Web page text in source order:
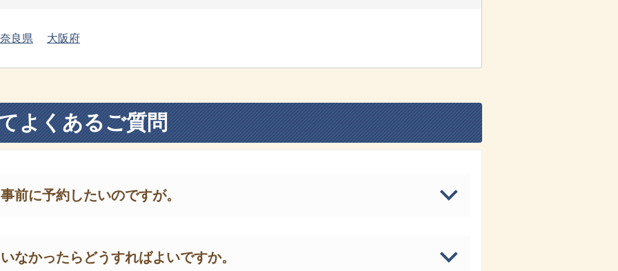
奈良県 大阪府
よくあるご質問
前に予約したいのですが。
なかったらどうすればよいですか。